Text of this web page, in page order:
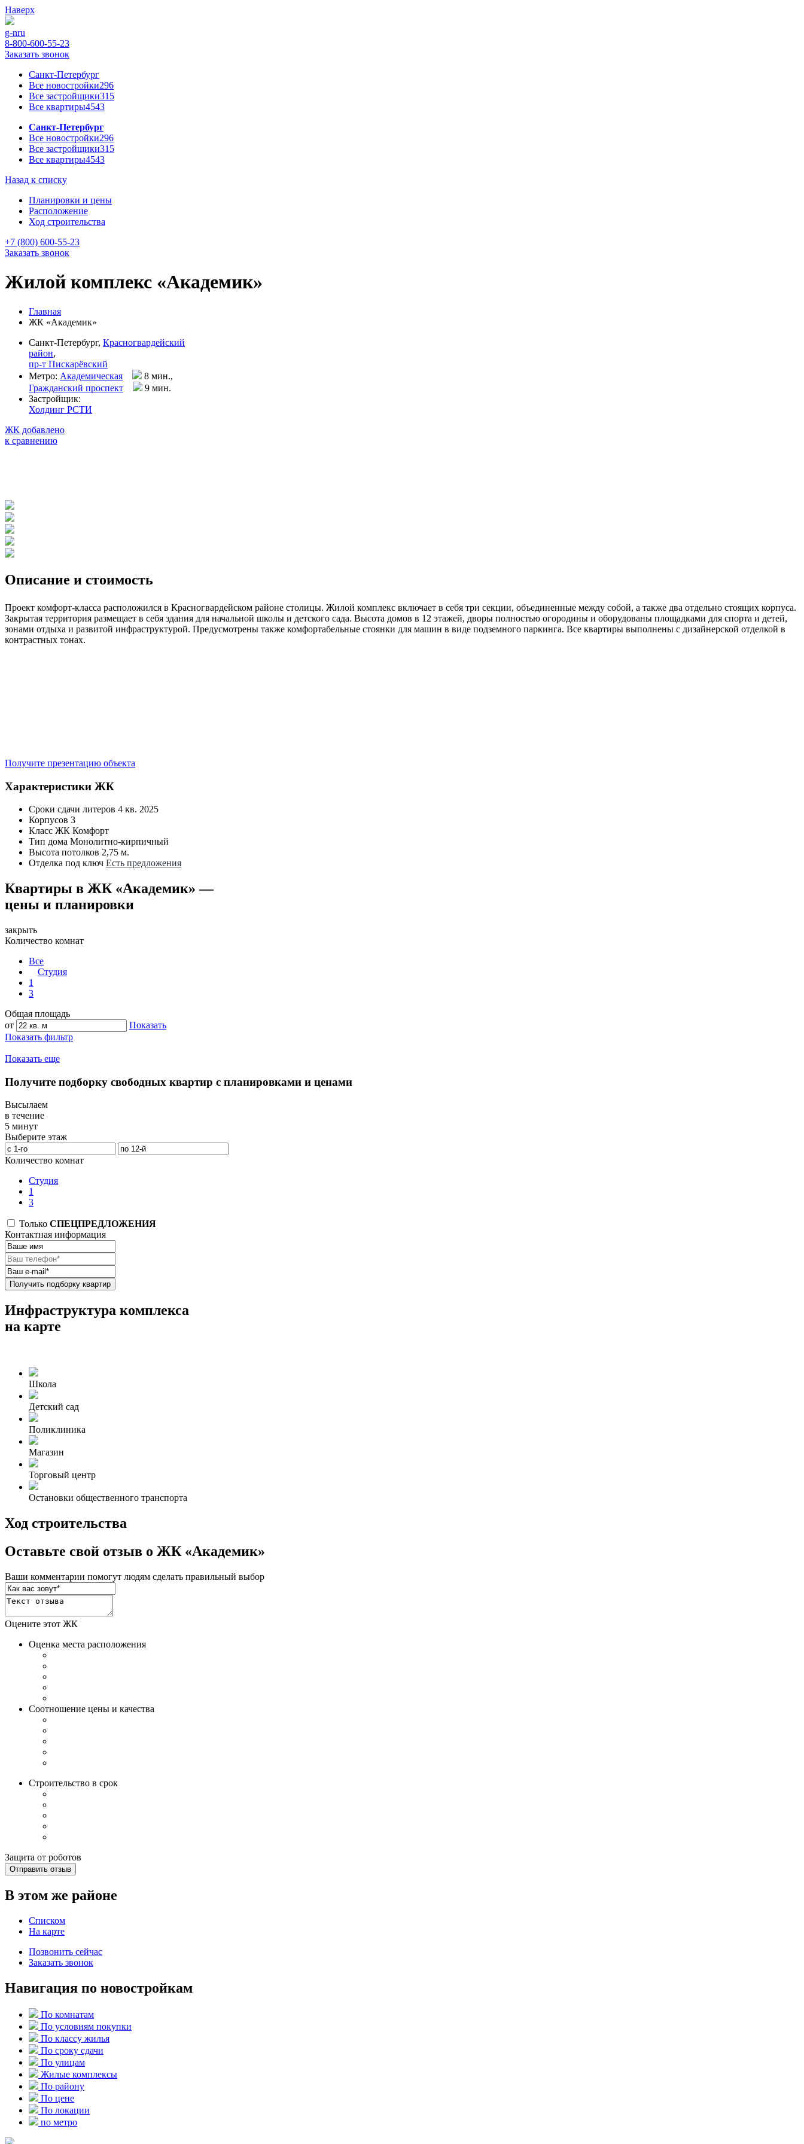
Наверх
g-nru
8-800-600-55-23
Заказать звонок
Санкт-Петербург
Все новостройки296
Все застройщики315
Все квартиры4543
Санкт-Петербург
Все новостройки296
Все застройщики315
Все квартиры4543
Назад к списку
Планировки и цены
Расположение
Ход строительства
+7 (800) 600-55-23
Заказать звонок
Жилой комплекс «Академик»
Главная
ЖК «Академик»
Санкт-Петербург, Красногвардейский
район,
пр-т Пискарёвский
Метро: Академическая
8 мин.,
Гражданский проспект
9 мин.
Застройщик:
Холдинг РСТИ
ЖК добавлено
к сравнению
Описание и стоимость
Проект комфорт-класса расположился в Красногвардейском районе столицы. Жилой комплекс включает в себя три секции, объединенные между собой, а также два отдельно стоящих корпуса.
Закрытая территория размещает в себя здания для начальной школы и детского сада. Высота домов в 12 этажей, дворы полностью огородины и оборудованы площадками для спорта и детей,
зонами отдыха и развитой инфраструктурой. Предусмотрены также комфортабельные стоянки для машин в виде подземного паркинга. Все квартиры выполнены с дизайнерской отделкой в
контрастных тонах.
Получите презентацию объекта
Характеристики ЖК
Сроки сдачи литеров 4 кв. 2025
Корпусов 3
Класс ЖК Комфорт
Тип дома Монолитно-кирпичный
Высота потолков 2,75 м.
Отделка под ключ Есть предложения
Квартиры в ЖК «Академик» —
цены и планировки
закрыть
Количество комнат
Все
Студия
1
3
Общая площадь
от
Показать
Показать фильтр
Показать еще
Получите подборку свободных квартир с планировками и ценами
Высылаем
в течение
5 минут
Выберите этаж
Количество комнат
Студия
1
3
Только СПЕЦПРЕДЛОЖЕНИЯ
Контактная информация
Получить подборку квартир
Инфраструктура комплекса
на карте
Школа
Детский сад
Поликлиника
Магазин
Торговый центр
Остановки общественного транспорта
Ход строительства
Оставьте свой отзыв о ЖК «Академик»
Ваши комментарии помогут людям сделать правильный выбор
Оцените этот ЖК
Оценка места расположения
Соотношение цены и качества
Строительство в срок
Защита от роботов
Отправить отзыв
В этом же районе
Списком
На карте
Позвонить сейчас
Заказать звонок
Навигация по новостройкам
По комнатам
По условиям покупки
По классу жилья
По сроку сдачи
По улицам
Жилые комплексы
По району
По цене
По локации
по метро